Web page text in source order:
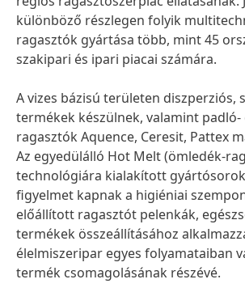
különböző részlegen folyik
ragasztók gyártása több, mint 45
szakipari és ipari piacai számára.
A vizes bázisú területen diszperziós,
termékek készülnek, valamint padló-
ragasztók Aquence, Ceresit, Pattex
Az egyedülálló Hot Melt(ömledék-
technológiára kialakított
figyelmet kapnak a higiéniai
előállított ragasztót pelenkák,
termékek összeállításához
élelmiszeripar egyes folyamataiban
termék csomagolásának részévé.